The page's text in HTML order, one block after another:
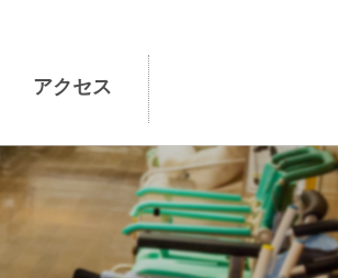
アクセス